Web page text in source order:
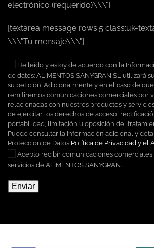
electrónico (requerido)\\\"]
[textarea message rows:5 class:uk-
\\\"Tu mensaje\\\"]
He leído y estoy de acuerdo con la
de datos: ALIMENTOS SANYGRAN SL utilizará
su petición. Adicionalmente y en el caso de
remitiremos comunicaciones comerciales por
relacionadas con nuestros productos y
de ejercitar los derechos de acceso,
portabilidad, limitación u oposición del
Puede consultar la información adicional y
Protección de Datos Política de Privacidad y el
Acepto recibir comunicaciones
servicios de ALIMENTOS SANYGRAN.